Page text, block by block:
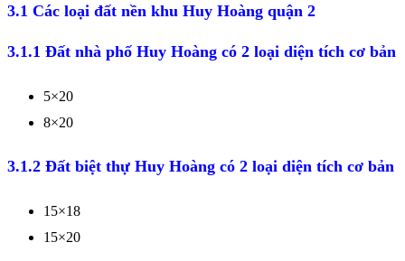
3.1 Các loại đất nền khu Huy Hoàng quận 2
3.1.1 Đất nhà phố Huy Hoàng có 2 loại diện tích cơ bản
5×20
8×20
3.1.2 Đất biệt thự Huy Hoàng có 2 loại diện tích cơ bản
15×18
15×20